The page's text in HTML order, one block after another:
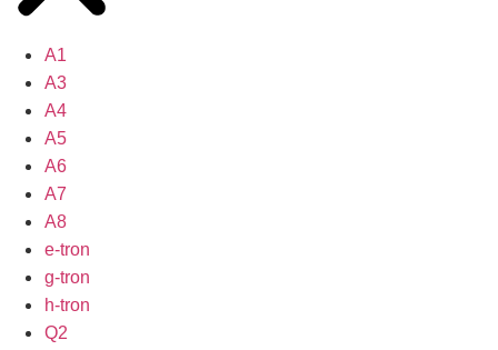
A1
A3
A4
A5
A6
A7
A8
e-tron
g-tron
h-tron
Q2